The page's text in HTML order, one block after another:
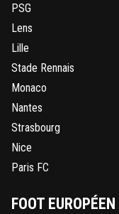
PSG
Lens
Lille
Stade Rennais
Monaco
Nantes
Strasbourg
Nice
Paris FC
FOOT EUROPÉEN